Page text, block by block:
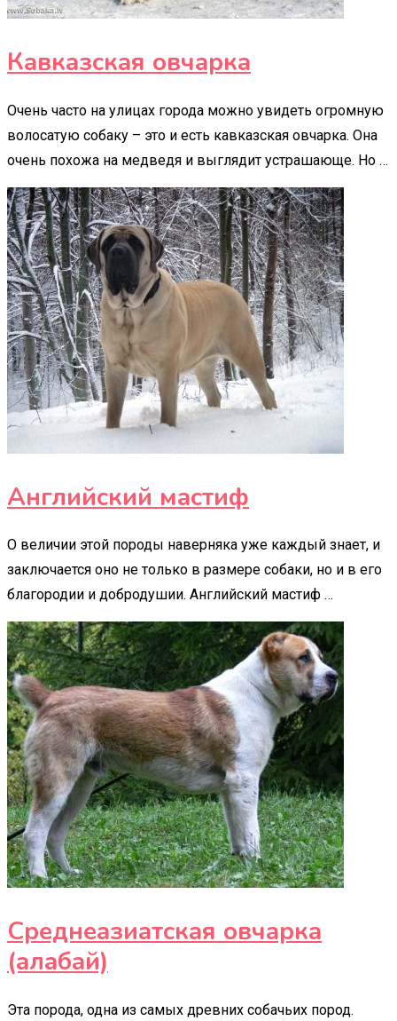
Кавказская овчарка
Очень часто на улицах города можно увидеть огромную
волосатую собаку – это и есть кавказская овчарка. Она
очень похожа на медведя и выглядит устрашающе. Но …
Английский мастиф
О величии этой породы наверняка уже каждый знает, и
заключается оно не только в размере собаки, но и в его
благородии и добродушии. Английский мастиф …
Среднеазиатская овчарка
(алабай)
Эта порода, одна из самых древних собачьих пород.